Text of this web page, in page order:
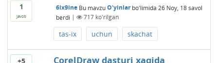
1
javob
6ix9ine Bu mavzuO'yinlarbo'limida 26 Noy, 18 savol
berdi | 717ko'rilgan
tas-ix uchun skachat
+5 CorelDraw dasturi xaqida